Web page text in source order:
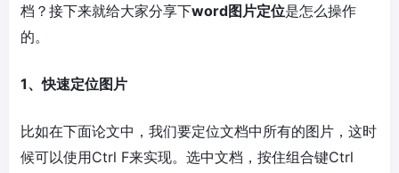
档？接下来就给大家分享下word图片定位是怎么操作
的。
1、快速定位图片
比如在下面论文中，我们要定位文档中所有的图片，这时
候可以使用Ctrl F来实现。选中文档，按住组合键Ctrl